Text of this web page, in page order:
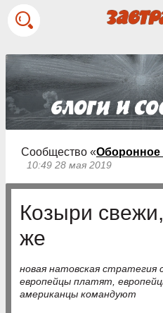
Сообщество «Оборонное
10:49 28 мая 2019
Козыри
же
новая натовская стратегия
европейцы платят,
американцы командуют